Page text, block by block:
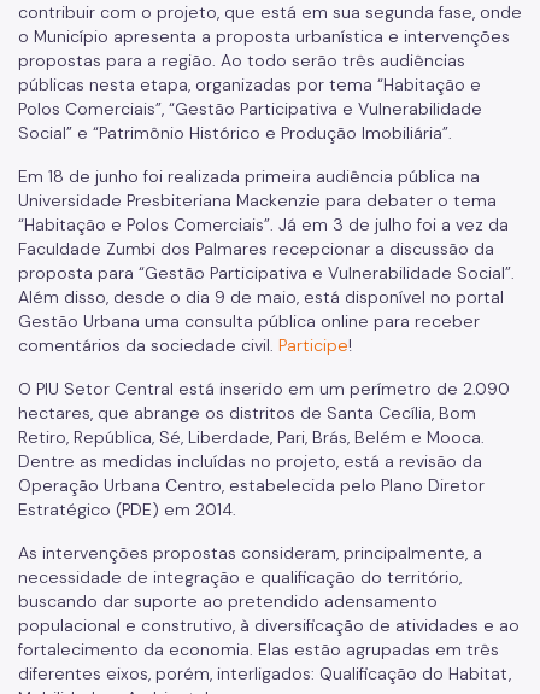
contribuir com o projeto, que está em sua segunda fase, onde
o Município apresenta a proposta urbanística e intervenções
propostas para a região. Ao todo serão três audiências
públicas nesta etapa, organizadas por tema “Habitação e
Polos Comerciais”, “Gestão Participativa e Vulnerabilidade
Social” e “Patrimônio Histórico e Produção Imobiliária”.
Em 18 de junho foi realizada primeira audiência pública na
Universidade Presbiteriana Mackenzie para debater o tema
“Habitação e Polos Comerciais”. Já em 3 de julho foi a vez da
Faculdade Zumbi dos Palmares recepcionar a discussão da
proposta para “Gestão Participativa e Vulnerabilidade Social”.
Além disso, desde o dia 9 de maio, está disponível no portal
Gestão Urbana uma consulta pública online para receber
comentários da sociedade civil. Participe!
O PIU Setor Central está inserido em um perímetro de 2.090
hectares, que abrange os distritos de Santa Cecília, Bom
Retiro, República, Sé, Liberdade, Pari, Brás, Belém e Mooca.
Dentre as medidas incluídas no projeto, está a revisão da
Operação Urbana Centro, estabelecida pelo Plano Diretor
Estratégico (PDE) em 2014.
As intervenções propostas consideram, principalmente, a
necessidade de integração e qualificação do território,
buscando dar suporte ao pretendido adensamento
populacional e construtivo, à diversificação de atividades e ao
fortalecimento da economia. Elas estão agrupadas em três
diferentes eixos, porém, interligados: Qualificação do Habitat,